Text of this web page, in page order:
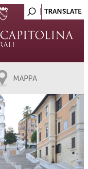
MAPPA